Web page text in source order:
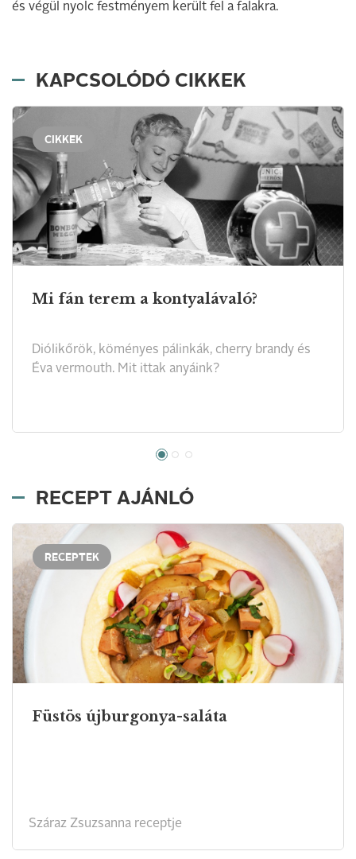
és végül nyolc festményem került fel a falakra.
KAPCSOLÓDÓ CIKKEK
CIKKEK
Mi fán terem a kontyalávaló?
Diólikőrök, köményes pálinkák, cherry brandy és
Éva vermouth. Mit ittak anyáink?
RECEPT AJÁNLÓ
RECEPTEK
Füstös újburgonya-saláta
Száraz Zsuzsanna receptje